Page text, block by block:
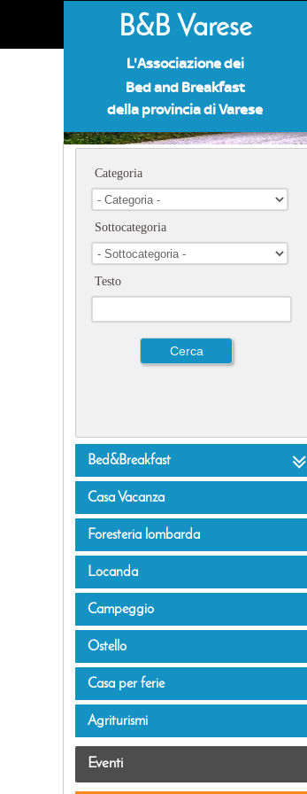
Categoria
Sottocategoria
Testo
Bed&Breakfast 
Casa Vacanza
Foresteria lombarda
Locanda
Campeggio
Ostello
Casa per ferie
Agriturismi
Eventi
B&B Varese
L'Associazione dei
Bed and Breakfast
della provincia di Varese